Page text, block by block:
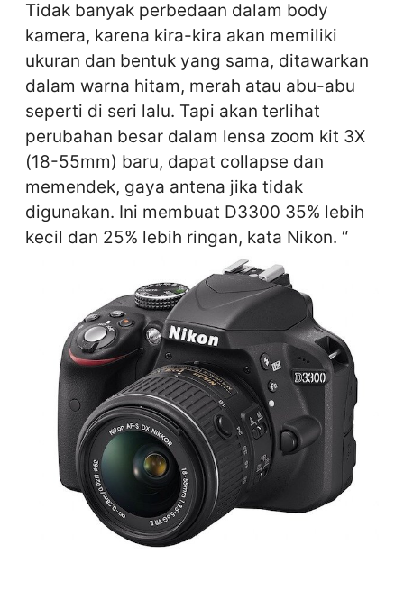
Tidak banyak perbedaan dalam body
kamera, karena kira-kira akan memiliki
ukuran dan bentuk yang sama, ditawarkan
dalam warna hitam, merah atau abu-abu
seperti di seri lalu. Tapi akan terlihat
perubahan besar dalam lensa zoom kit 3X
(18-55mm) baru, dapat collapse dan
memendek, gaya antena jika tidak
digunakan. Ini membuat D3300 35% lebih
kecil dan 25% lebih ringan, kata Nikon. “